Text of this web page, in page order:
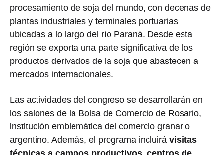
procesamiento de soja del mundo, con decenas de
plantas industriales y terminales portuarias
ubicadas a lo largo del río Paraná. Desde esta
región se exporta una parte significativa de los
productos derivados de la soja que abastecen a
mercados internacionales.
Las actividades del congreso se desarrollarán en
los salones de la Bolsa de Comercio de Rosario,
institución emblemática del comercio granario
argentino. Además, el programa incluirá visitas
técnicas a campos productivos, centros de